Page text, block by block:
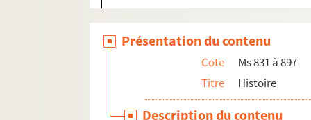
Ms 893. « Histoire généalogique de la
Ms 894. « Réflexions sur l'histoire de
Ms 895. « Histoire de la pairie de France,
Ms 896. « Du Conseil du Roy : des
Présentation du contenu
Cote
Ms 831 à 897
Titre
Histoire
Description du contenu